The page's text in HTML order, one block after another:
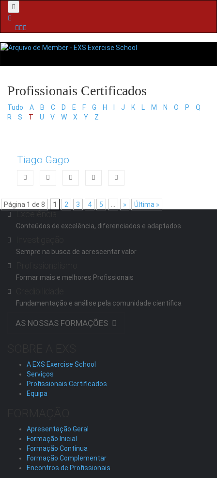
Menu
Tudo A B C D E F G H J K L M N O P
Q
R
S T U V W X Y Z
Tiago Gago
Página 1 de 8 1 2 3 4 5 » Última »
Conteúdos de excelência, diferenciados e adaptados
Sempre na busca de acrescentar valor
Formar mais e melhores Profissionais
Fundamentação e análise pela comunidade científica
AS NOSSAS FORMAÇÕES
A EXS Exercise School
Serviços
Profissionais Certificados
Equipa
Apresentação Geral
Formação Inicial
Formação Contínua
Formação Complementar
Encontros de Profissionais